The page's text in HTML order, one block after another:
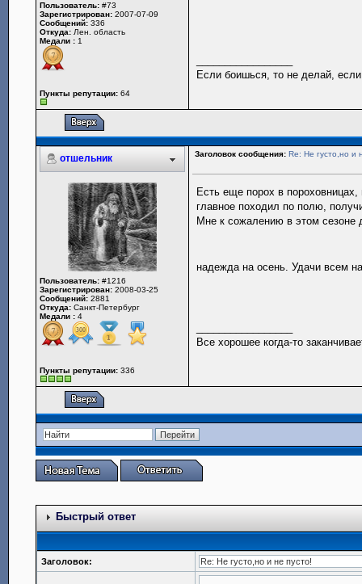
Пользователь: #73
Зарегистрирован: 2007-07-09
Сообщений: 336
Откуда: Лен. область
Медали : 1
Пункты репутации: 64
Если боишься, то не делай,
отшельник Заголовок сообщения: Re: Не густо,но и
Пользователь: #1216
Зарегистрирован: 2008-03-25
Сообщений: 2881
Откуда: Санкт-Петербург
Медали : 4
Пункты репутации: 336
Есть еще порох в
главное походил по полю,
Мне к сожалению в этом сезоне
надежда на осень. Удачи всем
Все хорошее когда-то
Быстрый ответ
Заголовок: